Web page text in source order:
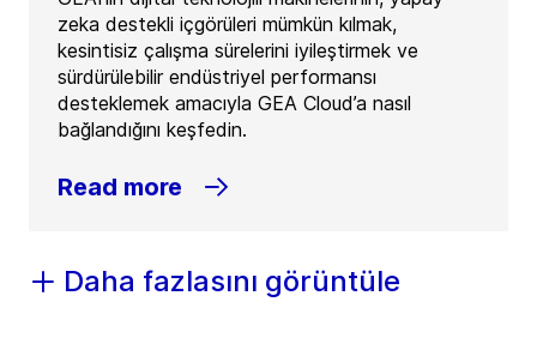
zeka destekli içgörüleri mümkün kılmak,
kesintisiz çalışma sürelerini iyileştirmek ve
sürdürülebilir endüstriyel performansı
desteklemek amacıyla GEA Cloud’a nasıl
bağlandığını keşfedin.
Read more
Daha fazlasını görüntüle